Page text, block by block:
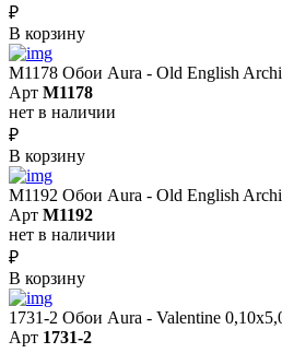
₽
В корзину
M1178 Обои Aura - Old English
Арт M1178
нет в наличии
₽
В корзину
M1192 Обои Aura - Old English
Арт M1192
нет в наличии
₽
В корзину
1731-2 Обои Aura - Valentine
Арт 1731-2